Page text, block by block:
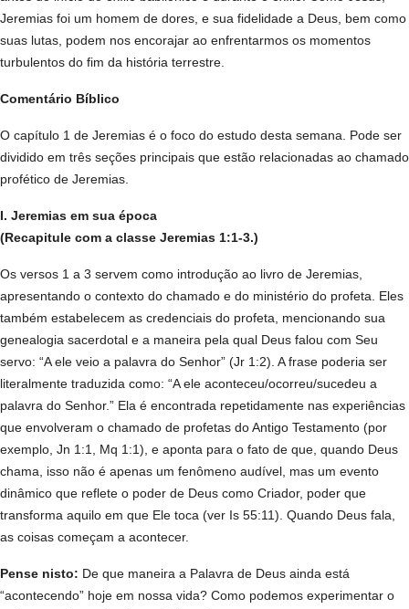
Jeremias foi um homem de dores, e sua fidelidade a Deus, bem como
suas lutas, podem nos encorajar ao enfrentarmos os momentos
turbulentos do fim da história terrestre.
Comentário Bíblico
O capítulo 1 de Jeremias é o foco do estudo desta semana. Pode ser
dividido em três seções principais que estão relacionadas ao chamado
profético de Jeremias.
I. Jeremias em sua época
(Recapitule com a classe Jeremias 1:1-3.)
Os versos 1 a 3 servem como introdução ao livro de Jeremias,
apresentando o contexto do chamado e do ministério do profeta. Eles
também estabelecem as credenciais do profeta, mencionando sua
genealogia sacerdotal e a maneira pela qual Deus falou com Seu
servo: “A ele veio a palavra do Senhor” (Jr 1:2). A frase poderia ser
literalmente traduzida como: “A ele aconteceu/ocorreu/sucedeu a
palavra do Senhor.” Ela é encontrada repetidamente nas experiências
que envolveram o chamado de profetas do Antigo Testamento (por
exemplo, Jn 1:1, Mq 1:1), e aponta para o fato de que, quando Deus
chama, isso não é apenas um fenômeno audível, mas um evento
dinâmico que reflete o poder de Deus como Criador, poder que
transforma aquilo em que Ele toca (ver Is 55:11). Quando Deus fala,
as coisas começam a acontecer.
Pense nisto: De que maneira a Palavra de Deus ainda está
“acontecendo” hoje em nossa vida? Como podemos experimentar o